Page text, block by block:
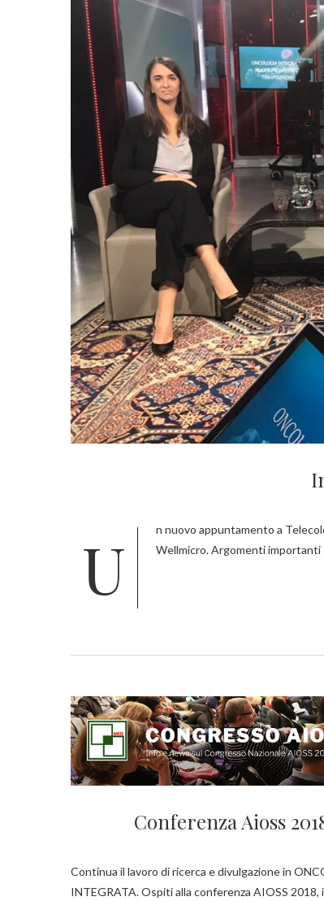
Un nuovo appuntamento a Telecolor vede impegnato il Dott Ferri, la Dott.ssa Margani e il Dott. Castagnetti di Wellmicro. Argomenti
Conferenza Aioss
Continua il lavoro di ricerca e divulgazione in
INTEGRATA. Ospiti alla conferenza AIOSS 2018,